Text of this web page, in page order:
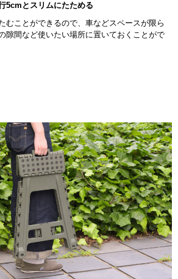
5cmとスリムにたためる
むことができるので、車などスペースが限ら
隙間など使いたい場所に置いておくことがで